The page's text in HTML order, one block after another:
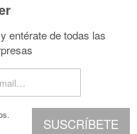
entérate de todas las
SUSCRÍBETE